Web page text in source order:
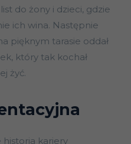
do żony i dzieci, gdzie
ich wina. Następnie
pięknym tarasie oddał
który tak kochał
żyć.
historia kariery